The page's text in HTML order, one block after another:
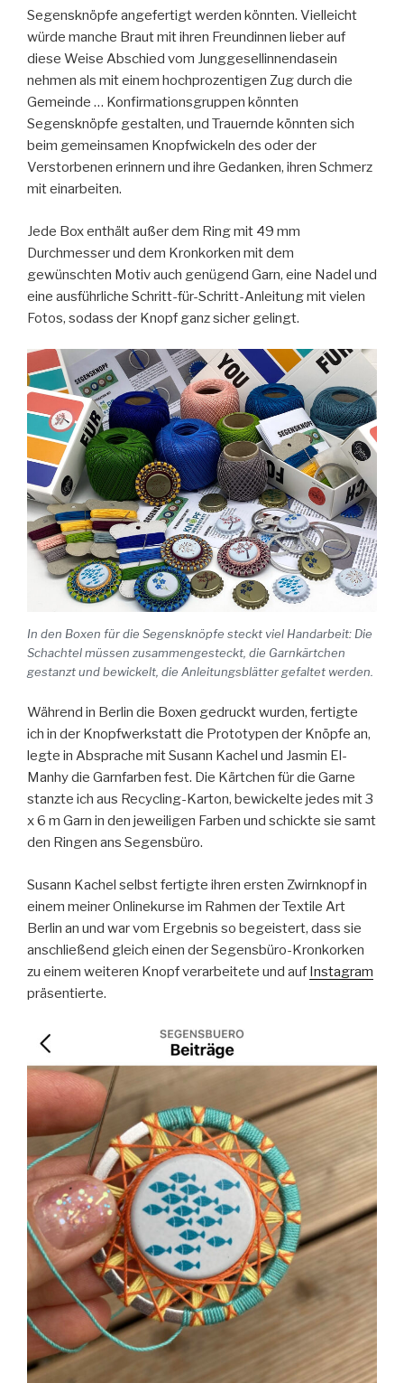
Segensknöpfe angefertigt werden könnten. Vielleicht
würde manche Braut mit ihren Freundinnen lieber auf
diese Weise Abschied vom Junggesellinnendasein
nehmen als mit einem hochprozentigen Zug durch die
Gemeinde … Konfirmationsgruppen könnten
Segensknöpfe gestalten, und Trauernde könnten sich
beim gemeinsamen Knopfwickeln des oder der
Verstorbenen erinnern und ihre Gedanken, ihren Schmerz
mit einarbeiten.
Jede Box enthält außer dem Ring mit 49 mm
Durchmesser und dem Kronkorken mit dem
gewünschten Motiv auch genügend Garn, eine Nadel und
eine ausführliche Schritt-für-Schritt-Anleitung mit vielen
Fotos, sodass der Knopf ganz sicher gelingt.
In den Boxen für die Segensknöpfe steckt viel Handarbeit: Die
Schachtel müssen zusammengesteckt, die Garnkärtchen
gestanzt und bewickelt, die Anleitungsblätter gefaltet werden.
Während in Berlin die Boxen gedruckt wurden, fertigte
ich in der Knopfwerkstatt die Prototypen der Knöpfe an,
legte in Absprache mit Susann Kachel und Jasmin El-
Manhy die Garnfarben fest. Die Kärtchen für die Garne
stanzte ich aus Recycling-Karton, bewickelte jedes mit 3
x 6 m Garn in den jeweiligen Farben und schickte sie samt
den Ringen ans Segensbüro.
Susann Kachel selbst fertigte ihren ersten Zwirnknopf in
einem meiner Onlinekurse im Rahmen der Textile Art
Berlin an und war vom Ergebnis so begeistert, dass sie
anschließend gleich einen der Segensbüro-Kronkorken
zu einem weiteren Knopf verarbeitete und auf Instagram
präsentierte.